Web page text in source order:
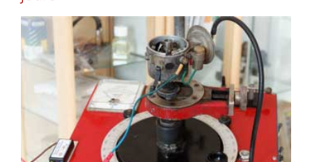
EN SAVOIR PLUS